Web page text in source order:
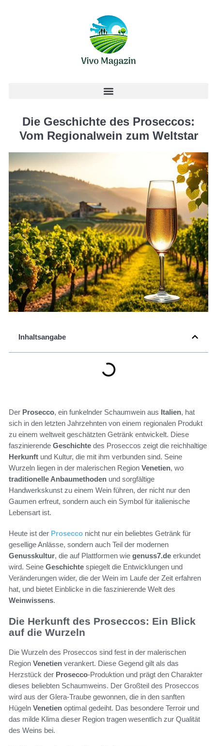
Die Geschichte des Proseccos:
Vom Regionalwein zum Weltstar
Inhaltsangabe
Der Prosecco, ein funkelnder Schaumwein aus Italien, hat
sich in den letzten Jahrzehnten von einem regionalen Produkt
zu einem weltweit geschätzten Getränk entwickelt. Diese
faszinierende Geschichte des Proseccos zeigt die reichhaltige
Herkunft und Kultur, die mit ihm verbunden sind. Seine
Wurzeln liegen in der malerischen Region Venetien, wo
traditionelle Anbaumethoden und sorgfältige
Handwerkskunst zu einem Wein führen, der nicht nur den
Gaumen erfreut, sondern auch ein Symbol für italienische
Lebensart ist.
Heute ist der Prosecco nicht nur ein beliebtes Getränk für
gesellige Anlässe, sondern auch Teil der modernen
Genusskultur, die auf Plattformen wie genuss7.de erkundet
wird. Seine Geschichte spiegelt die Entwicklungen und
Veränderungen wider, die der Wein im Laufe der Zeit erfahren
hat, und bietet Einblicke in die faszinierende Welt des
Weinwissens.
Die Herkunft des Proseccos: Ein Blick
auf die Wurzeln
Die Wurzeln des Proseccos sind fest in der malerischen
Region Venetien verankert. Diese Gegend gilt als das
Herzstück der Prosecco-Produktion und prägt den Charakter
dieses beliebten Schaumweins. Der Großteil des Proseccos
wird aus der Glera-Traube gewonnen, die in den sanften
Hügeln Venetien optimal gedeiht. Das besondere Terroir und
das milde Klima dieser Region tragen wesentlich zur Qualität
des Weins bei.